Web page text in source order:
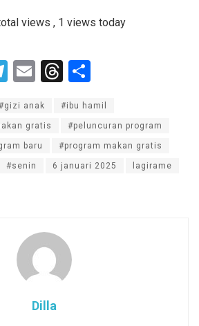
views , 1 views today
T
e
gr
a
E
ail
T
e
a
d
ar
e
anak #ibu hamil
gratis #peluncuran program
baru #program makan gratis
#senin 6 januari 2025 lagirame
Dilla